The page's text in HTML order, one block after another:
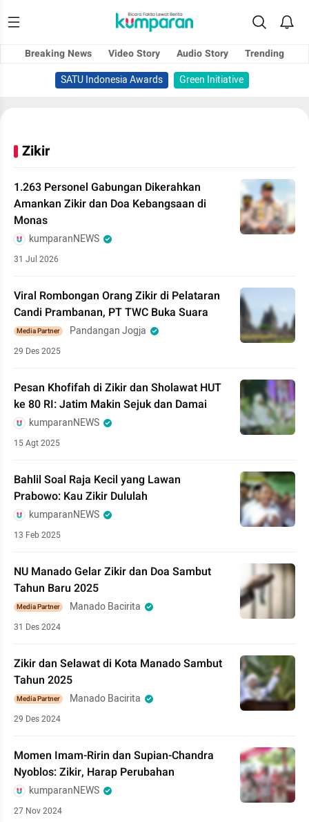
Breaking News Video Story Audio Story
Trending
SATU Indonesia Awards
Green Initiative
Zikir
1.263 Personel Gabungan Dikerahkan
Amankan Zikir dan Doa Kebangsaan di
Monas
kumparanNEWS
31 Jul 2026
Viral Rombongan Orang Zikir di Pelataran
Candi Prambanan, PT TWC Buka Suara
Media Partner Pandangan Jogja
29 Des 2025
Pesan Khofifah di Zikir dan Sholawat HUT
ke 80 RI: Jatim Makin Sejuk dan Damai
kumparanNEWS
15 Agt 2025
Bahlil Soal Raja Kecil yang Lawan
Prabowo: Kau Zikir Dululah
kumparanNEWS
13 Feb 2025
NU Manado Gelar Zikir dan Doa Sambut
Tahun Baru 2025
Media Partner Manado Bacirita
31 Des 2024
Zikir dan Selawat di Kota Manado Sambut
Tahun 2025
Media Partner Manado Bacirita
29 Des 2024
Momen Imam-Ririn dan Supian-Chandra
Nyoblos: Zikir, Harap Perubahan
kumparanNEWS
27 Nov 2024